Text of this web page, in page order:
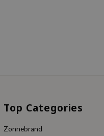
Top Categories
Zonnebrand